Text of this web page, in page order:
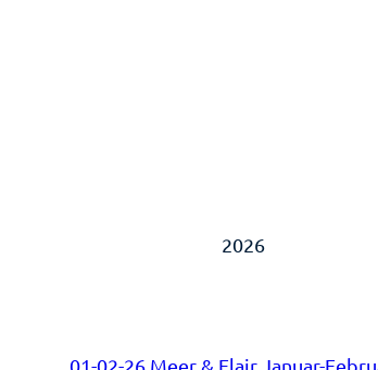
2026
01-02-26 Meer & Flair Januar-